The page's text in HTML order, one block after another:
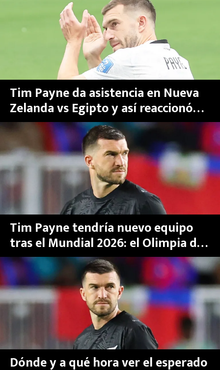
Tim Payne da asistencia en Nueva
Zelanda vs Egipto y así reaccionó
Olimpia, su nuevo equipo
Tim Payne tendría nuevo equipo
tras el Mundial 2026: el Olimpia de
Paraguay lo ficharía
Dónde y a qué hora ver el esperado